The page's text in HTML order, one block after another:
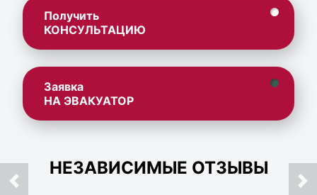
Получить
КОНСУЛЬТАЦИЮ
Заявка
НА ЭВАКУАТОР
НЕЗАВИСИМЫЕ ОТЗЫВЫ